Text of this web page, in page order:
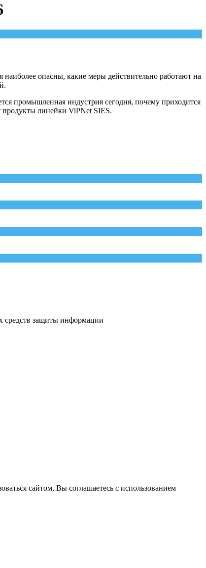
опасны, какие меры действительно работают на
промышленная индустрия сегодня, почему приходится
продукты линейки ViPNet SIES.
средств защиты информации
сайтом, Вы соглашаетесь с использованием